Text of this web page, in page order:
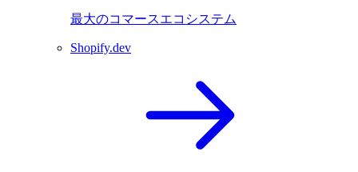
最大のコマースエコシステム
Shopify.dev